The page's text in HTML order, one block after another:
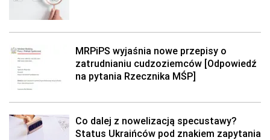
MRPiPS wyjaśnia nowe przepisy o
zatrudnianiu cudzoziemców [Odpowiedź
na pytania Rzecznika MŚP]
Co dalej z nowelizacją specustawy?
Status Ukraińców pod znakiem zapytania